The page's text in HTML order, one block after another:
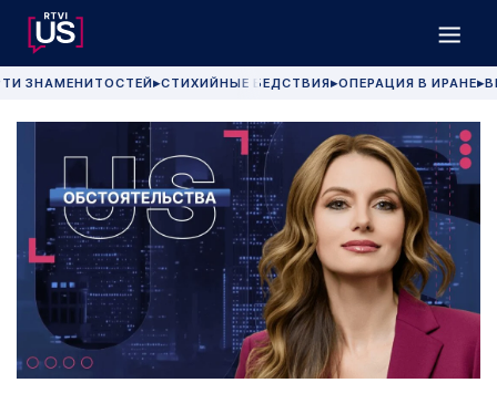
ЗНАМЕНИТОСТЕЙ▶СТИХИЙНЫЕ БЕДСТВИЯ▶ОПЕРАЦИЯ В ИРАНЕ▶